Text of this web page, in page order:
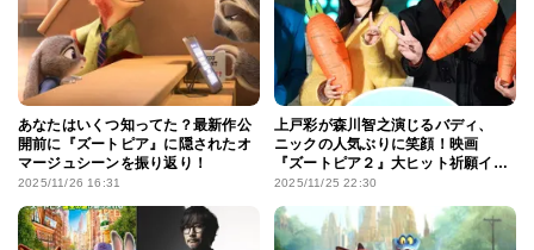
あなたはいくつ知ってた？最新作公
開前に『ズートピア』に隠されたオ
マージュシーンを振り返り！
2025/11/26 16:31
上戸彩が森川智之演じるバディ、
ニックの人気ぶりに笑顔！映画
『ズートピア２』大ヒット祈願イベ
ントで“イケメン”発言の山田涼介に
2025/11/25 22:30